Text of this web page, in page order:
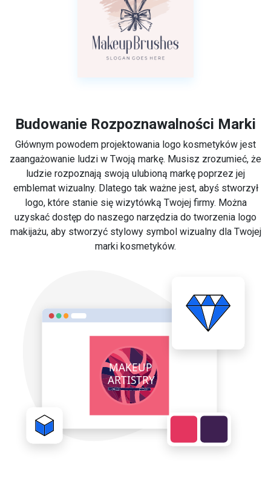
Budowanie Rozpoznawalności Marki
Głównym powodem projektowania logo kosmetyków jest
zaangażowanie ludzi w Twoją markę. Musisz zrozumieć, że
ludzie rozpoznają swoją ulubioną markę poprzez jej
emblemat wizualny. Dlatego tak ważne jest, abyś stworzył
logo, które stanie się wizytówką Twojej firmy. Można
uzyskać dostęp do naszego narzędzia do tworzenia logo
makijażu, aby stworzyć stylowy symbol wizualny dla Twojej
marki kosmetyków.